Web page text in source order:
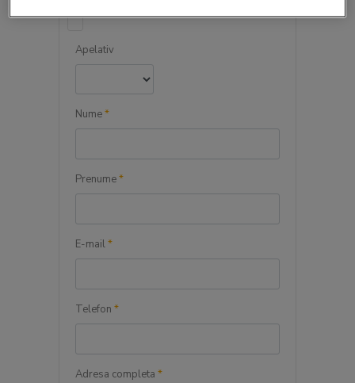
Apelativ
Nume*
Prenume*
E-mail*
Telefon *
Adresa completa *